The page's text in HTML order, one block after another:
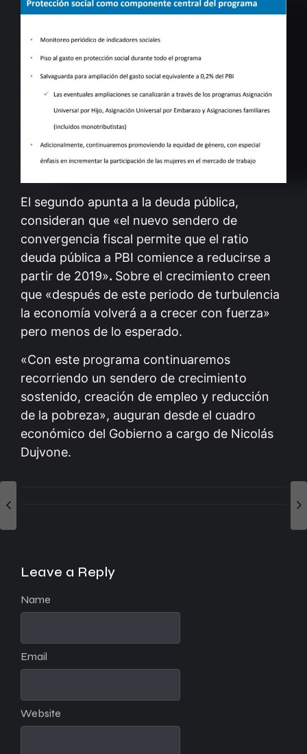
El segundo apunta a la deuda pública,
consideran que «el nuevo sendero de
convergencia fiscal permite que el ratio
deuda pública a PBI comience a reducirse a
partir de 2019». Sobre el crecimiento creen
que «después de este periodo de turbulencia
la economía volverá a a crecer con fuerza»
pero menos de lo esperado.
«Con este programa continuaremos
recorriendo un sendero de crecimiento
sostenido, creación de empleo y reducción
de la pobreza», auguran desde el cuadro
económico del Gobierno a cargo de Nicolás
Dujvone.
Leave a Reply
Name
Email
Website